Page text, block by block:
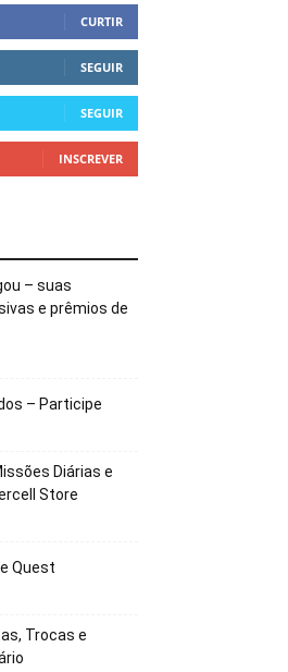
CURTIR
SEGUIR
SEGUIR
INSCREVER
– suas
e prêmios de
– Participe
Diárias e
Store
Quest
Trocas e